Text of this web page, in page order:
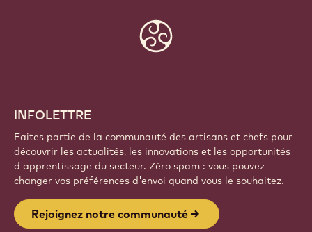
INFOLETTRE
Faites partie de la communauté des artisans et chefs pour
découvrir les actualités, les innovations et les opportunités
d'apprentissage du secteur. Zéro spam : vous pouvez
changer vos préférences d'envoi quand vous le souhaitez.
Rejoignez notre communauté